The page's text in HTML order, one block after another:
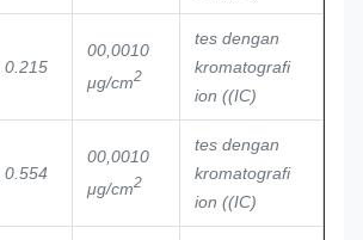
0.215
00,0010
μg/cm2
tes dengan
kromatografi
ion ((IC)
0.554
00,0010
μg/cm2
tes dengan
kromatografi
ion ((IC)